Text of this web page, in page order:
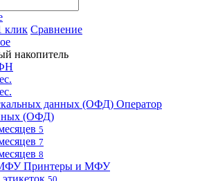
клик Сравнение
накопитель
Оператор
(ОФД)
5
7
8
Принтеры и МФУ